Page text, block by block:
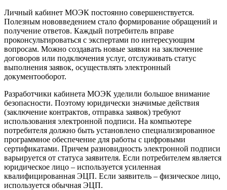
Личный кабинет МОЭК постоянно совершенствуется.
Полезным нововведением стало формирование обращений и
получение ответов. Каждый потребитель вправе
проконсультироваться с экспертами по интересующим
вопросам. Можно создавать новые заявки на заключение
договоров или подключения услуг, отслуживать статус
выполнения заявок, осуществлять электронный
документооборот.
Разработчики кабинета МОЭК уделили большое внимание
безопасности. Поэтому юридически значимые действия
(заключение контрактов, отправка заявок) требуют
использования электронной подписи. На компьютере
потребителя должно быть установлено специализированное
программное обеспечение для работы с цифровыми
сертификатами. Причем разновидность электронной подписи
варьируется от статуса заявителя. Если потребителем является
юридическое лицо – используется усиленная
квалифицированная ЭЦП. Если заявитель – физическое лицо,
используется обычная ЭЦП.